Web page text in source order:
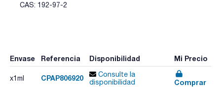
CAS: 192-97-2
Envase Referencia Disponibilidad Mi Precio
x1ml CPAP806920
Consulte la
disponibilidad
Comprar